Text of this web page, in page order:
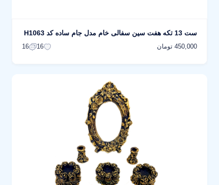
ست 13 تکه هفت سین سفالی خام مدل جام ساده کد H1063
450,000 تومان 16
16